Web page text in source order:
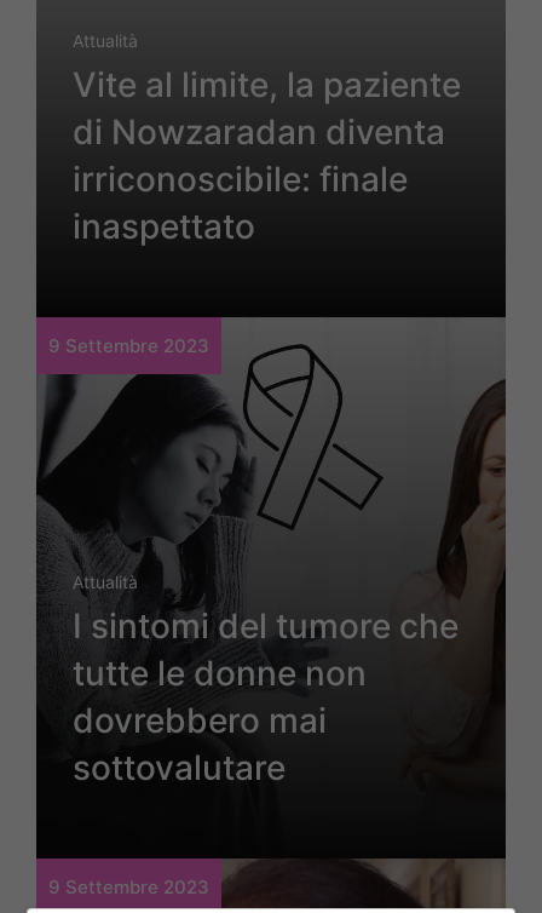
Attualità
Vite al limite, la paziente
di Nowzaradan diventa
irriconoscibile: finale
inaspettato
9 Settembre 2023
Attualità
I sintomi del tumore che
tutte le donne non
dovrebbero mai
sottovalutare
9 Settembre 2023